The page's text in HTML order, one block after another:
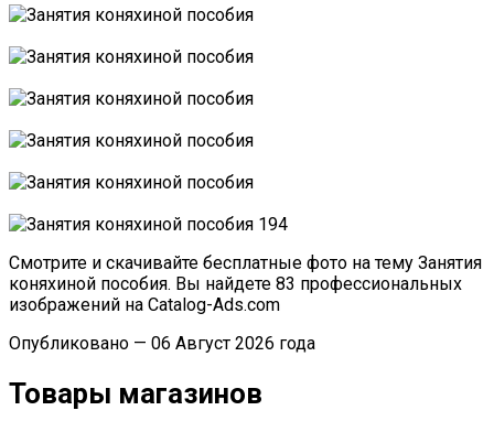
Смотрите и скачивайте бесплатные фото на тему Занятия
коняхиной пособия. Вы найдете 83 профессиональных
изображений на Catalog-Ads.com
Опубликовано — 06 Август 2026 года
Товары магазинов